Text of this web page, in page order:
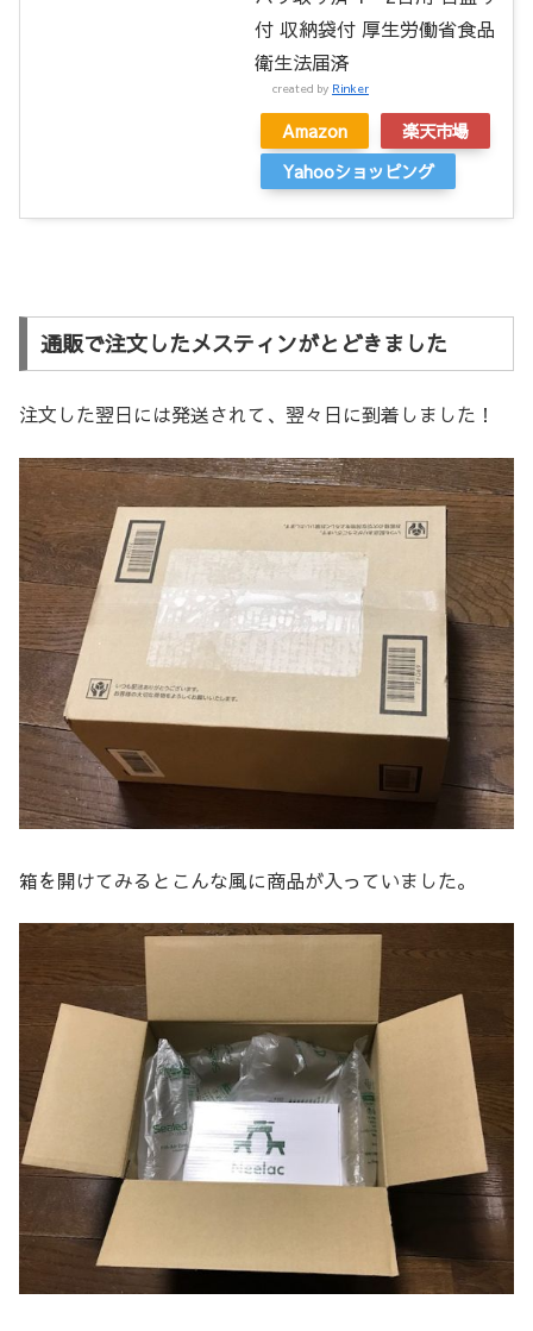
付 収納袋付 厚生労働省食品
衛生法届済
created by Rinker
Amazon
楽天市場
Yahooショッピング
通販で注文したメスティンがとどきました
注文した翌日には発送されて、翌々日に到着しました！
箱を開けてみるとこんな風に商品が入っていました。